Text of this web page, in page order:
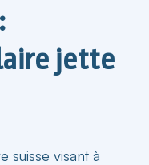
jette
suisse visant à